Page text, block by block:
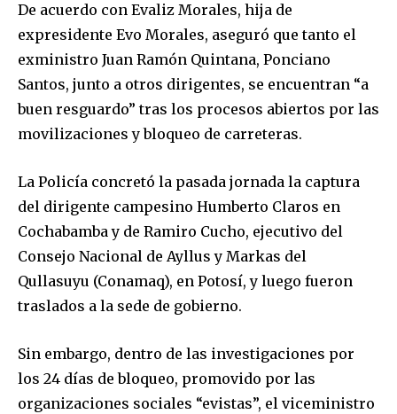
De acuerdo con Evaliz Morales, hija de
expresidente Evo Morales, aseguró que tanto el
exministro Juan Ramón Quintana, Ponciano
Santos, junto a otros dirigentes, se encuentran “a
buen resguardo” tras los procesos abiertos por las
movilizaciones y bloqueo de carreteras.
La Policía concretó la pasada jornada la captura
del dirigente campesino Humberto Claros en
Cochabamba y de Ramiro Cucho, ejecutivo del
Consejo Nacional de Ayllus y Markas del
Qullasuyu (Conamaq), en Potosí, y luego fueron
traslados a la sede de gobierno.
Sin embargo, dentro de las investigaciones por
los 24 días de bloqueo, promovido por las
organizaciones sociales “evistas”, el viceministro